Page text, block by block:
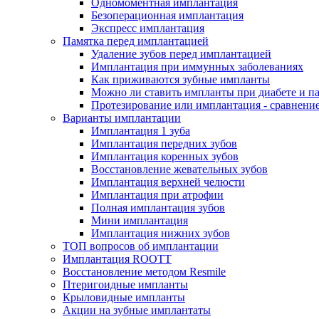
Одномоментная имплантация
Безоперационная имплантация
Экспресс имплантация
Памятка перед имплантацией
Удаление зубов перед имплантацией
Имплантация при иммунных заболеваниях
Как приживаются зубные импланты
Можно ли ставить импланты при диабете и
Протезирование или имплантация -
Варианты имплантации
Имплантация 1 зуба
Имплантация передних зубов
Имплантация коренных зубов
Восстановление жевательных зубов
Имплантация верхней челюсти
Имплантация при атрофии
Полная имплантация зубов
Мини имплантация
Имплантация нижних зубов
ТОП вопросов об имплантации
Имплантация ROOTT
Восстановление методом Resmile
Птеригоидные импланты
Крыловидные импланты
Акции на зубные имплантаты